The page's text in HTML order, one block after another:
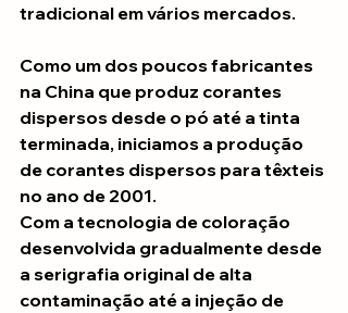
tradicional em vários mercados.
Como um dos poucos fabricantes
na China que produz corantes
dispersos desde o pó até a tinta
terminada, iniciamos a produção
de corantes dispersos para têxteis
no ano de 2001.
Com a tecnologia de coloração
desenvolvida gradualmente desde
a serigrafia original de alta
contaminação até a injeção de